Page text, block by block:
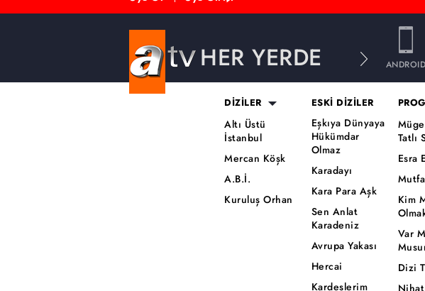
HER YERDE ANDROID
DİZİLER
Altı Üstü
İstanbul
Mercan Köşk
A.B.İ.
Kuruluş Orhan
ESKİ DİZİLER
Eşkıya Dünyaya
Hükümdar
Olmaz
Karadayı
Kara Para Aşk
Sen Anlat
Karadeniz
Avrupa Yakası
Hercai
Kardeşlerim
Tatlı
Esra
Kim
Var
Dizi